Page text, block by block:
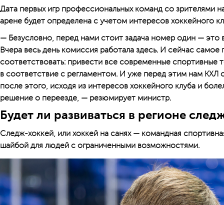
Дата первых игр профессиональных команд со зрителями
арене будет определена с учетом интересов хоккейного
— Безусловно, перед нами стоит задача номер один — это
Вчера весь день комиссия работала здесь. И сейчас
соответствовать: привести все современные спортивные
в соответствие с регламентом. И уже перед этим нам КХЛ
после этого, исходя из интересов хоккейного клуба и
решение о переезде, — резюмирует министр.
Будет ли развиваться в регионе
Следж-хоккей, или хоккей на санях — командная
шайбой для людей с ограниченными возможностями.